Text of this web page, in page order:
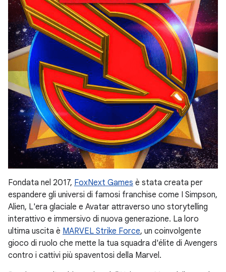
Fondata nel 2017, FoxNext Games è stata creata per
espandere gli universi di famosi franchise come I Simpson,
Alien, L'era glaciale e Avatar attraverso uno storytelling
interattivo e immersivo di nuova generazione. La loro
ultima uscita è MARVEL Strike Force, un coinvolgente
gioco di ruolo che mette la tua squadra d'élite di Avengers
contro i cattivi più spaventosi della Marvel.